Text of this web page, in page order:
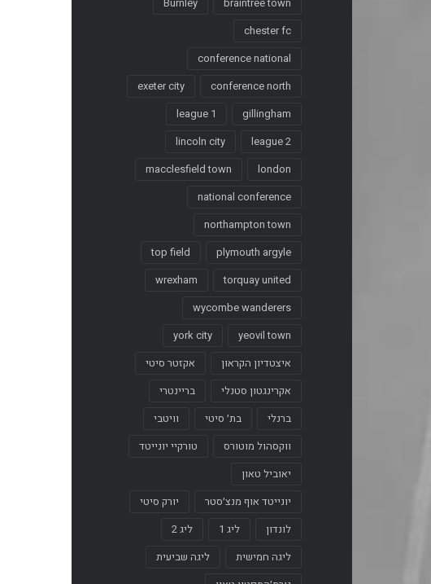
chester fc
conference national
conference north
exeter city
gillingham
league 1
league 2
lincoln city
london
macclesfield town
national conference
northampton town
plymouth argyle
top field
torquay united
wrexham
wycombe wanderers
yeovil town
york city
איצטדיון הקראון
אקזטר סיטי
אקרינגטון סטנלי
בריינטרי
ברנלי
בת׳ סיטי
וויטבי
ווקסהול מוטורס
טורקיי יונייטד
יאוביל טאון
יונייטד אוף מנצ׳סטר
יורק סיטי
לונדון
ליג 1
ליג 2
ליגה חמישית
ליגה שביעית